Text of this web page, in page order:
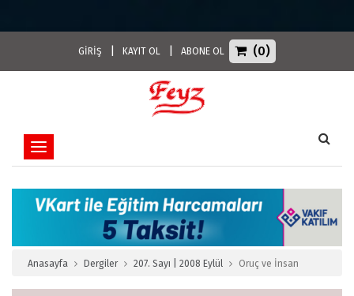
GİRİŞ KAYIT OL ABONE OL (0)
Toggle navigation
Anasayfa Dergiler 207. Sayı | 2008 Eylül Oruç ve İnsan